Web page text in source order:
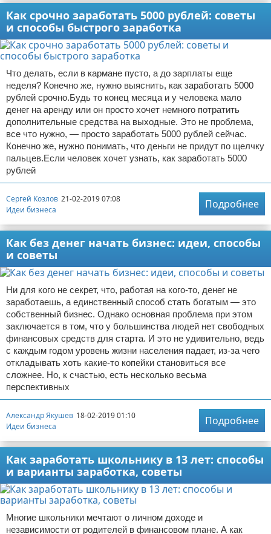
Как срочно заработать 5000 рублей: советы
и способы быстрого заработка
Что делать, если в кармане пусто, а до зарплаты еще
неделя? Конечно же, нужно выяснить, как заработать 5000
рублей срочно.Будь то конец месяца и у человека мало
денег на аренду или он просто хочет немного потратить
дополнительные средства на выходные. Это не проблема,
все что нужно, — просто заработать 5000 рублей сейчас.
Конечно же, нужно понимать, что деньги не придут по щелчку
пальцев.Если человек хочет узнать, как заработать 5000
рублей
Сергей Козлов 21-02-2019 07:08
Идеи бизнеса
Подробнее
Как без денег начать бизнес: идеи, способы
и советы
Ни для кого не секрет, что, работая на кого-то, денег не
заработаешь, а единственный способ стать богатым — это
собственный бизнес. Однако основная проблема при этом
заключается в том, что у большинства людей нет свободных
финансовых средств для старта. И это не удивительно, ведь
с каждым годом уровень жизни населения падает, из-за чего
откладывать хоть какие-то копейки становиться все
сложнее. Но, к счастью, есть несколько весьма
перспективных
Александр Якушев 18-02-2019 01:10
Идеи бизнеса
Подробнее
Как заработать школьнику в 13 лет: способы
и варианты заработка, советы
Многие школьники мечтают о личном доходе и
независимости от родителей в финансовом плане. А как